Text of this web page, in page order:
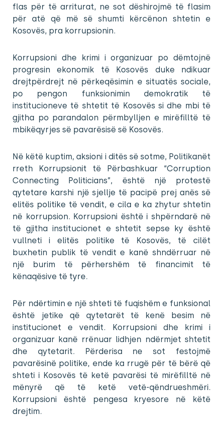
flas për të arriturat, ne sot dëshirojmë të flasim
për atë që më së shumti kërcënon shtetin e
Kosovës, pra korrupsionin.
Korrupsioni dhe krimi i organizuar po dëmtojnë
progresin ekonomik të Kosovës duke ndikuar
drejtpërdrejt në përkeqësimin e situatës sociale,
po pengon funksionimin demokratik të
institucioneve të shtetit të Kosovës si dhe mbi të
gjitha po parandalon përmbylljen e mirëfilltë të
mbikëqyrjes së pavarësisë së Kosovës.
Në këtë kuptim, aksioni i ditës së sotme, Politikanët
rreth Korrupsionit të Përbashkuar “Corruption
Connecting Politicians”, është një protestë
qytetare karshi një sjellje të pacipë prej anës së
elitës politike të vendit, e cila e ka zhytur shtetin
në korrupsion. Korrupsioni është i shpërndarë në
të gjitha institucionet e shtetit sepse ky është
vullneti i elitës politike të Kosovës, të cilët
buxhetin publik të vendit e kanë shndërruar në
një burim të përhershëm të financimit të
kënaqësive të tyre.
Për ndërtimin e një shteti të fuqishëm e funksional
është jetike që qytetarët të kenë besim në
institucionet e vendit. Korrupsioni dhe krimi i
organizuar kanë rrënuar lidhjen ndërmjet shtetit
dhe qytetarit. Përderisa ne sot festojmë
pavarësinë politike, ende ka rrugë për të bërë që
shteti i Kosovës të ketë pavarësi të mirëfilltë në
mënyrë që të ketë vetë-qëndrueshmëri.
Korrupsioni është pengesa kryesore në këtë
drejtim.